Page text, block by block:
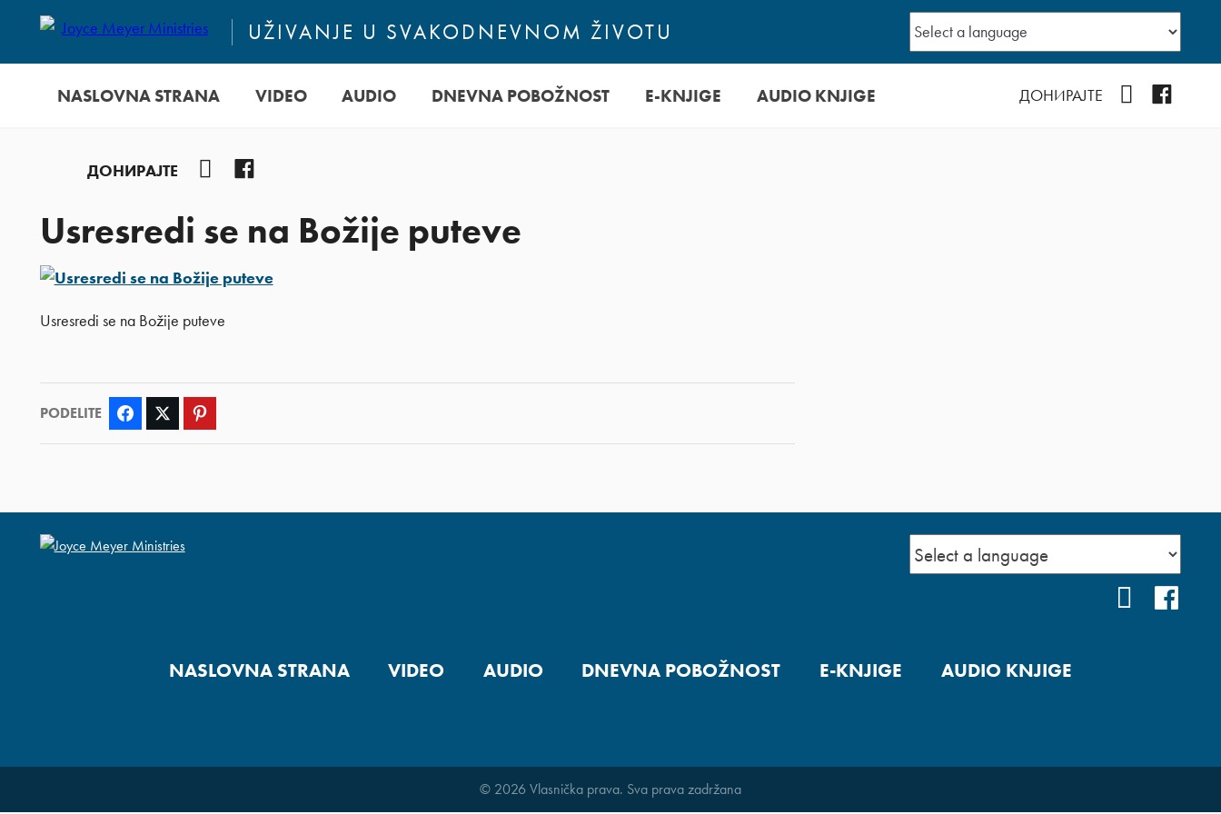
UŽIVANJE U SVAKODNEVNOM ŽIVOTU
NASLOVNA STRANA VIDEO AUDIO DNEVNA POBOŽNOST E-KNJIGE AUDIO KNJIGE ДОНИРАЈТЕ YouTube
ДОНИРАЈТЕ YouTube
Usresredi se na Božije puteve
Usresredi se na Božije puteve
PODELITE Facebook Twitter
YOUTUBE
NASLOVNA STRANA VIDEO AUDIO DNEVNA POBOŽNOST E-KNJIGE AUDIO KNJIGE
© 2026 Vlasnička prava. Sva prava zadržana